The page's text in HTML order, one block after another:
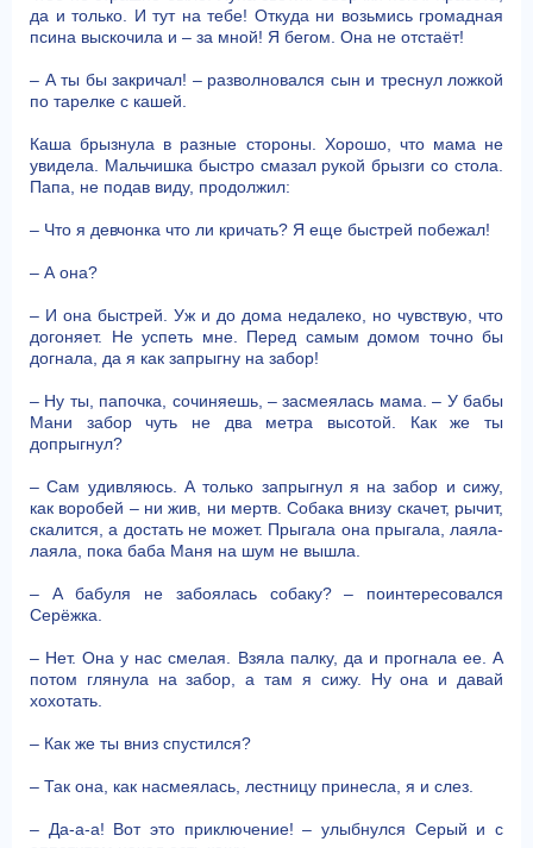
да и только. И тут на тебе! Откуда ни возьмись громадная
псина выскочила и – за мной! Я бегом. Она не отстаёт!
– А ты бы закричал! – разволновался сын и треснул ложкой
по тарелке с кашей.
Каша брызнула в разные стороны. Хорошо, что мама не
увидела. Мальчишка быстро смазал рукой брызги со стола.
Папа, не подав виду, продолжил:
– Что я девчонка что ли кричать? Я еще быстрей побежал!
– А она?
– И она быстрей. Уж и до дома недалеко, но чувствую, что
догоняет. Не успеть мне. Перед самым домом точно бы
догнала, да я как запрыгну на забор!
– Ну ты, папочка, сочиняешь, – засмеялась мама. – У бабы
Мани забор чуть не два метра высотой. Как же ты
допрыгнул?
– Сам удивляюсь. А только запрыгнул я на забор и сижу,
как воробей – ни жив, ни мертв. Собака внизу скачет, рычит,
скалится, а достать не может. Прыгала она прыгала, лаяла-
лаяла, пока баба Маня на шум не вышла.
– А бабуля не забоялась собаку? – поинтересовался
Серёжка.
– Нет. Она у нас смелая. Взяла палку, да и прогнала ее. А
потом глянула на забор, а там я сижу. Ну она и давай
хохотать.
– Как же ты вниз спустился?
– Так она, как насмеялась, лестницу принесла, я и слез.
– Да-а-а! Вот это приключение! – улыбнулся Серый и с